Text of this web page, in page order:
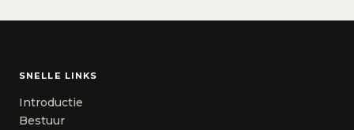
SNELLE LINKS
Introductie
Bestuur